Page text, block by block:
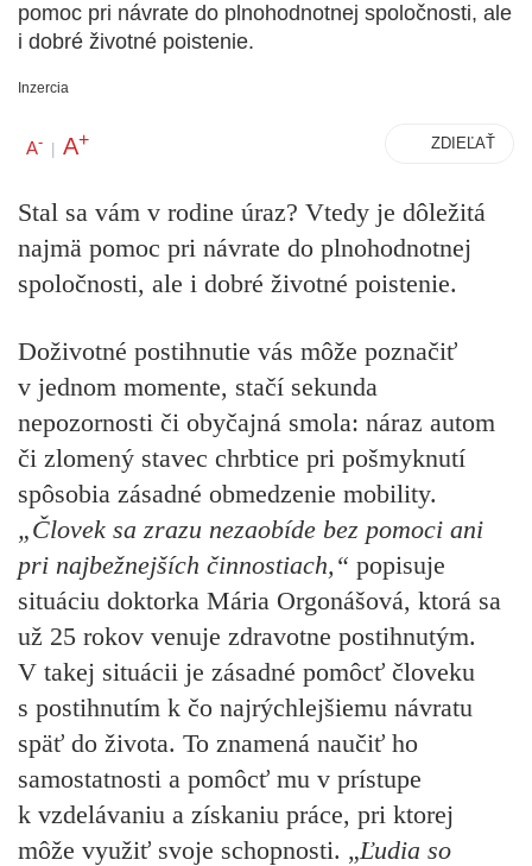
pomoc pri návrate do plnohodnotnej spoločnosti, ale
i dobré životné poistenie.
Inzercia
A- | A+ ZDIEĽAŤ
Stal sa vám v rodine úraz? Vtedy je dôležitá
najmä pomoc pri návrate do plnohodnotnej
spoločnosti, ale i dobré životné poistenie.
Doživotné postihnutie vás môže poznačiť
v jednom momente, stačí sekunda
nepozornosti či obyčajná smola: náraz autom
či zlomený stavec chrbtice pri pošmyknutí
spôsobia zásadné obmedzenie mobility.
„Človek sa zrazu nezaobíde bez pomoci ani
pri najbežnejších činnostiach,“ popisuje
situáciu doktorka Mária Orgonášová, ktorá sa
už 25 rokov venuje zdravotne postihnutým.
V takej situácii je zásadné pomôcť človeku
s postihnutím k čo najrýchlejšiemu návratu
späť do života. To znamená naučiť ho
samostatnosti a pomôcť mu v prístupe
k vzdelávaniu a získaniu práce, pri ktorej
môže využiť svoje schopnosti. „Ľudia so